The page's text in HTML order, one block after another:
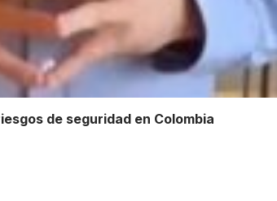
de seguridad en Colombia